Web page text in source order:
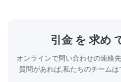
2.2 （g/cm3） 硬度のmohのス
6.6 融点 1732℃ 働く温度
引金 を 求め
オンラインで問い合わせの連絡
質問があれば,私たちのチーム